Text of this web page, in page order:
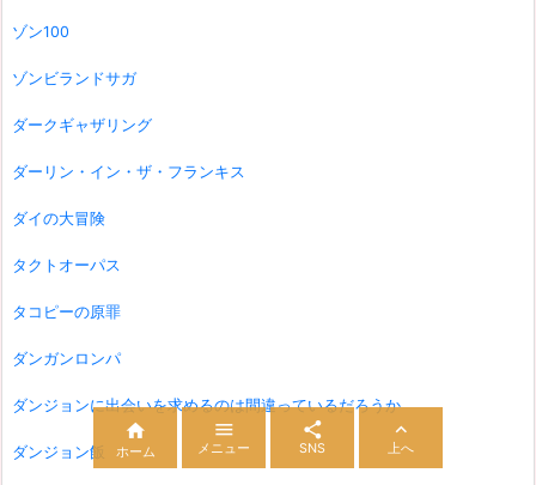
ゾン100
ゾンビランドサガ
ダークギャザリング
ダーリン・イン・ザ・フランキス
ダイの大冒険
タクトオーパス
タコピーの原罪
ダンガンロンパ
ダンジョンに出会いを求めるのは間違っているだろうか
ダンジョン飯

ホーム

メニュー

SNS

上へ